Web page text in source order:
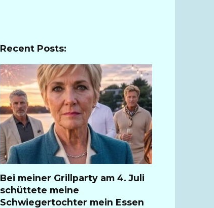
Recent Posts:
Bei meiner Grillparty am 4. Juli
schüttete meine
Schwiegertochter mein Essen